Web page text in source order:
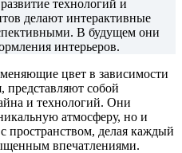
технологий и
делают интерактивные
В будущем они
интерьеров.
цвет в зависимости
представляют собой
и технологий. Они
атмосферу, но и
пространством, делая каждый
впечатлениями.